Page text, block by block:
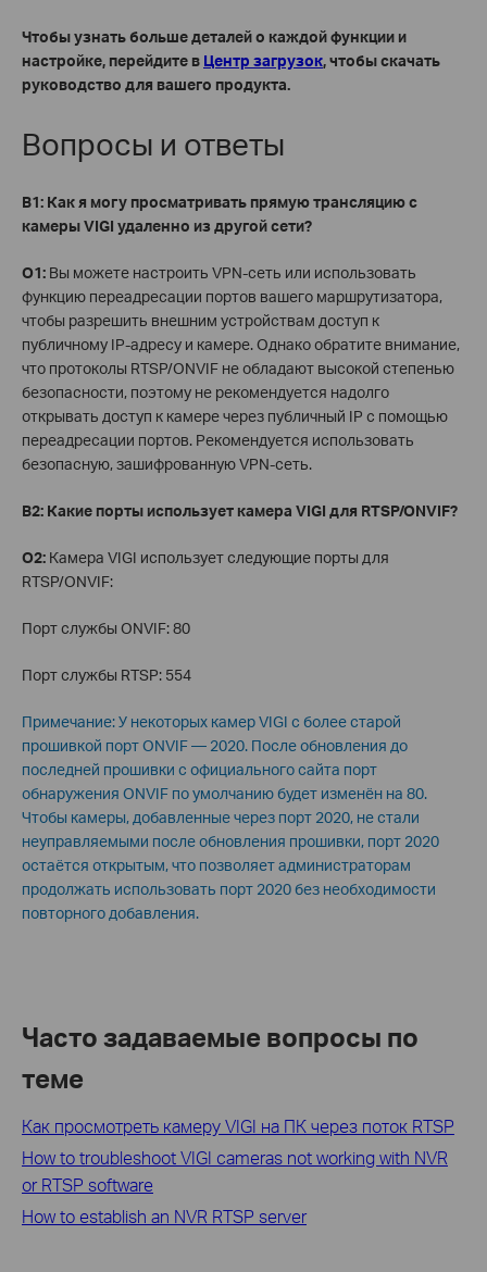
Чтобы узнать больше деталей о каждой функции и
настройке, перейдите в Центр загрузок, чтобы скачать
руководство для вашего продукта.
Вопросы и ответы
В1: Как я могу просматривать прямую трансляцию с
камеры VIGI удаленно из другой сети?
О1: Вы можете настроить VPN-сеть или использовать
функцию переадресации портов вашего маршрутизатора,
чтобы разрешить внешним устройствам доступ к
публичному IP-адресу и камере. Однако обратите внимание,
что протоколы RTSP/ONVIF не обладают высокой степенью
безопасности, поэтому не рекомендуется надолго
открывать доступ к камере через публичный IP с помощью
переадресации портов. Рекомендуется использовать
безопасную, зашифрованную VPN-сеть.
В2: Какие порты использует камера VIGI для RTSP/ONVIF?
О2: Камера VIGI использует следующие порты для
RTSP/ONVIF:
Порт службы ONVIF: 80
Порт службы RTSP: 554
Примечание: У некоторых камер VIGI с более старой
прошивкой порт ONVIF — 2020. После обновления до
последней прошивки с официального сайта порт
обнаружения ONVIF по умолчанию будет изменён на 80.
Чтобы камеры, добавленные через порт 2020, не стали
неуправляемыми после обновления прошивки, порт 2020
остаётся открытым, что позволяет администраторам
продолжать использовать порт 2020 без необходимости
повторного добавления.
Часто задаваемые вопросы по
теме
Как просмотреть камеру VIGI на ПК через поток RTSP
How to troubleshoot VIGI cameras not working with NVR
or RTSP software
How to establish an NVR RTSP server